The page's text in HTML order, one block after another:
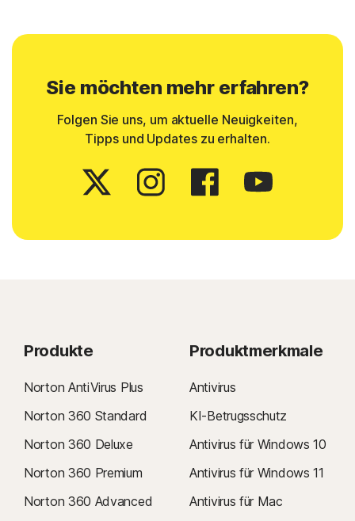
Sie möchten mehr erfahren?
Folgen Sie uns, um aktuelle Neuigkeiten,
Tipps und Updates zu erhalten.
Produkte
Norton AntiVirus Plus
Norton 360 Standard
Norton 360 Deluxe
Norton 360 Premium
Norton 360 Advanced
Produktmerkmale
Antivirus
KI-Betrugsschutz
Antivirus für Windows 10
Antivirus für Windows 11
Antivirus für Mac